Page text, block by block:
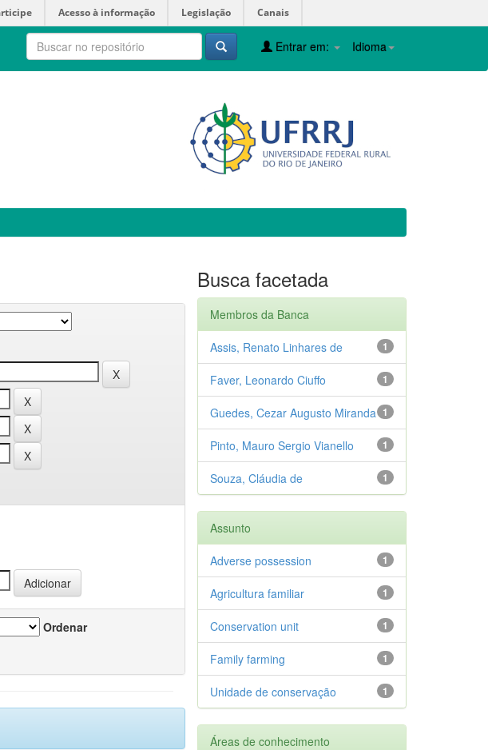
Acesso à informação Legislação Canais
Idioma
Entrar em:
Ordenar
Busca facetada
Membros da Banca
1
Assis, Renato Linhares de
1
Faver, Leonardo Ciuffo
1
Guedes, Cezar Augusto Miranda
1
Pinto, Mauro Sergio Vianello
1
Souza, Cláudia de
Assunto
1
Adverse possession
1
Agricultura familiar
1
Conservation unit
1
Family farming
1
Unidade de conservação
Áreas de conhecimento